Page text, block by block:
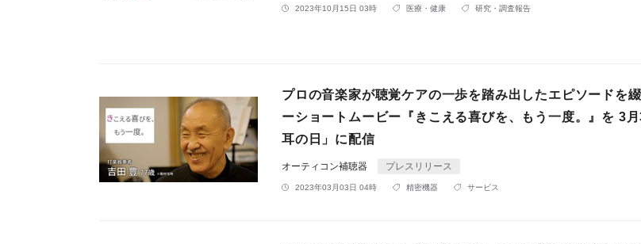
2023年10月15日 03時 医療・健康 研究・調査報告
プロの音楽家が聴覚ケアの一歩を踏み出したエピソードを
ーショートムービー『きこえる喜びを、もう一度。』を 3
耳の日」に配信
オーティコン補聴器 プレスリリース
2023年03月03日 04時 精密機器 サービス